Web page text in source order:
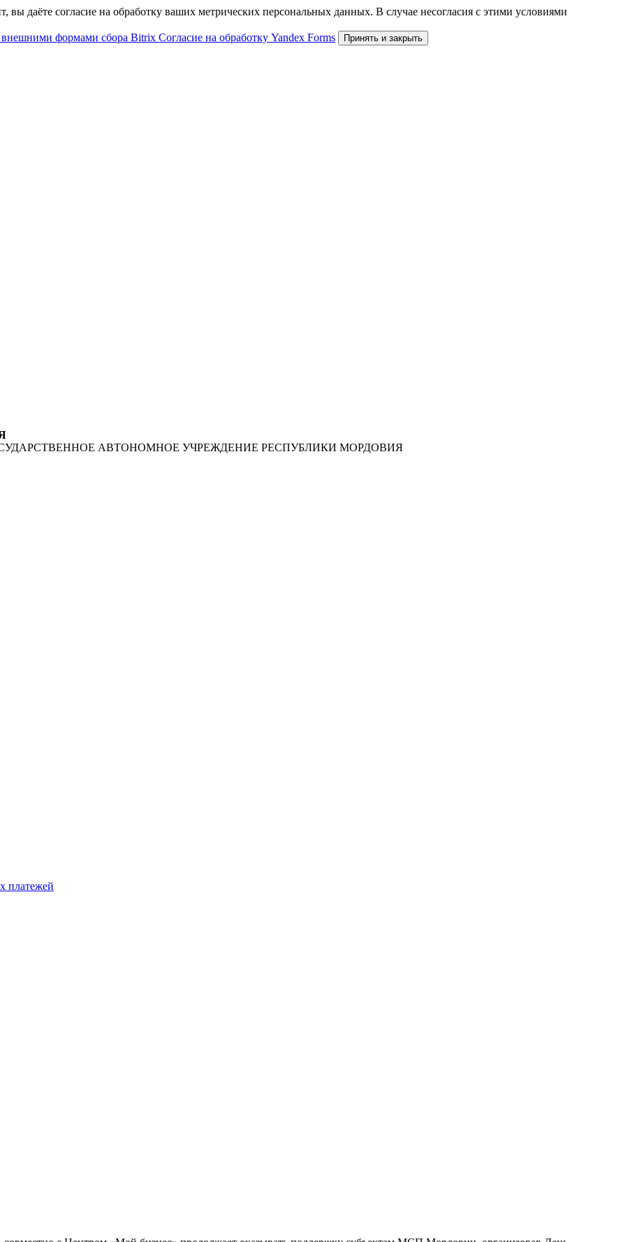
вы даёте согласие на обработку ваших метрических персональных данных. В случае несогласия с этими условиями
внешними формами сбора Bitrix Согласие на обработку Yandex Forms Принять и закрыть
АВТОНОМНОЕ УЧРЕЖДЕНИЕ РЕСПУБЛИКИ МОРДОВИЯ
платежей